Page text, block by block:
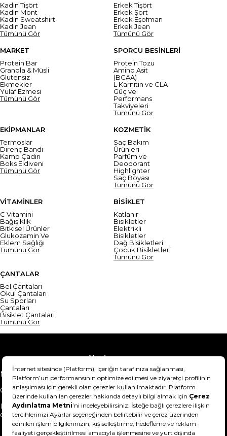
Kadın Tişört
Kadın Mont
Kadın Sweatshirt
Kadın Jean
Tümünü Gör
Erkek Tişört
Erkek Şort
Erkek Eşofman
Erkek Jean
Tümünü Gör
MARKET
Protein Bar
Granola & Müsli
Glutensiz
Ekmekler
Yulaf Ezmesi
Tümünü Gör
SPORCU BESİNLERİ
Protein Tozu
Amino Asit
(BCAA)
L Karnitin ve CLA
Güç ve
Performans
Takviyeleri
Tümünü Gör
EKİPMANLAR
Termoslar
Direnç Bandı
Kamp Çadırı
Boks Eldiveni
Tümünü Gör
KOZMETİK
Saç Bakım
Ürünleri
Parfüm ve
Deodorant
Highlighter
Saç Boyası
Tümünü Gör
VİTAMİNLER
C Vitamini
Bağışıklık
Bitkisel Ürünler
Glukozamin Ve
Eklem Sağlığı
Tümünü Gör
BİSİKLET
Katlanır
Bisikletler
Elektrikli
Bisikletler
Dağ Bisikletleri
Çocuk Bisikletleri
Tümünü Gör
ÇANTALAR
Bel Çantaları
Okul Çantaları
Su Sporları
Çantaları
Bisiklet Çantaları
Tümünü Gör
Yardım
Mesafeli Satış Sözleşmesi
Teslimat Bilgisi
Gizlilik Sözleşmesi
Şartlar & Koşullar
Ürünümü nasıl iade
edebilirim?
Hakkımızda